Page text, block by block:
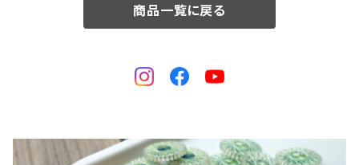
商品一覧に戻る